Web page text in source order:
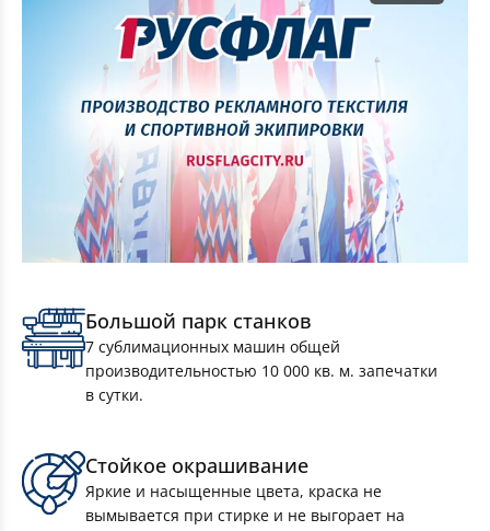
Комплект Флагов Москвы 90×135см 10 штук
Большой парк станков
7 сублимационных машин общей
производительностью 10 000 кв. м. запечатки
в сутки.
Стойкое окрашивание
Яркие и насыщенные цвета, краска не
вымывается при стирке и не выгорает на